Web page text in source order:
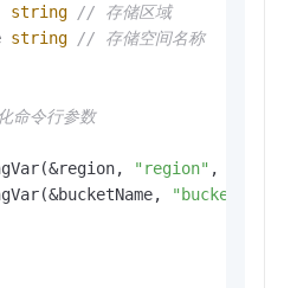
string
// 存储区域
string
// 存储空间名称
令行参数
"region" ,
"bucket"